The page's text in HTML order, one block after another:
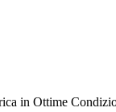
in Ottime